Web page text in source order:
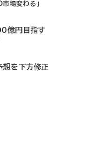
場変わる」
億円目指す
想を下方修正